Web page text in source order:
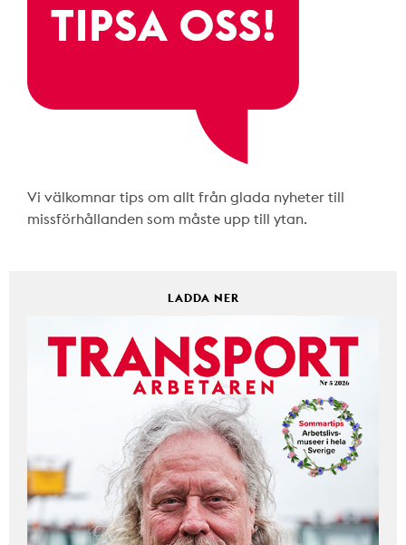
Vi välkomnar tips om allt från glada nyheter till
missförhållanden som måste upp till ytan.
LADDA NER